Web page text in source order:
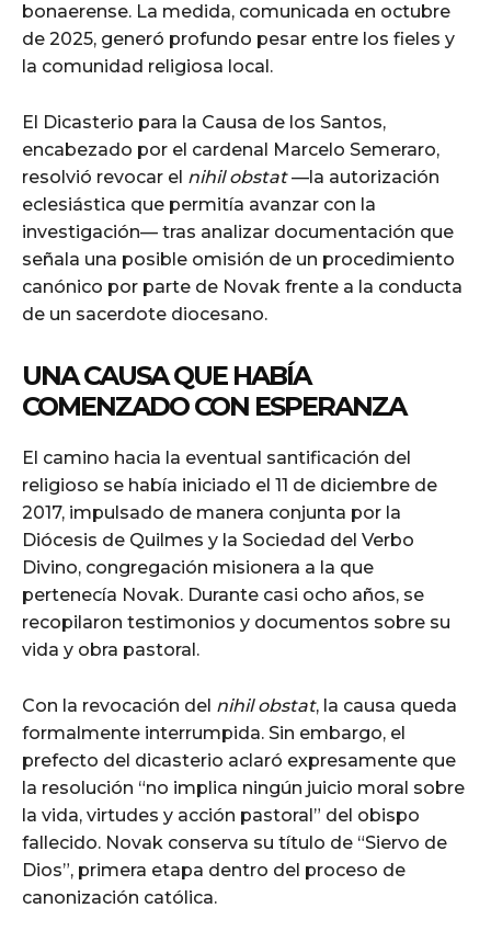
bonaerense. La medida, comunicada en octubre
de 2025, generó profundo pesar entre los fieles y
la comunidad religiosa local.
El Dicasterio para la Causa de los Santos,
encabezado por el cardenal Marcelo Semeraro,
resolvió revocar el nihil obstat—la autorización
eclesiástica que permitía avanzar con la
investigación— tras analizar documentación que
señala una posible omisión de un procedimiento
canónico por parte de Novak frente a la conducta
de un sacerdote diocesano.
UNA CAUSA QUE HABÍA
COMENZADO CON ESPERANZA
El camino hacia la eventual santificación del
religioso se había iniciado el 11 de diciembre de
2017, impulsado de manera conjunta por la
Diócesis de Quilmes y la Sociedad del Verbo
Divino, congregación misionera a la que
pertenecía Novak. Durante casi ocho años, se
recopilaron testimonios y documentos sobre su
vida y obra pastoral.
Con la revocación del nihil obstat, la causa queda
formalmente interrumpida. Sin embargo, el
prefecto del dicasterio aclaró expresamente que
la resolución “no implica ningún juicio moral sobre
la vida, virtudes y acción pastoral” del obispo
fallecido. Novak conserva su título de “Siervo de
Dios”, primera etapa dentro del proceso de
canonización católica.